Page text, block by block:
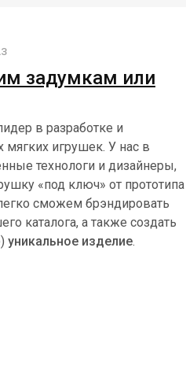
задумкам или
в разработке и
мягких игрушек. У нас в
технологи и дизайнеры,
«под ключ» от прототипа
сможем брэндировать
каталога, а также создать
уникальное изделие.